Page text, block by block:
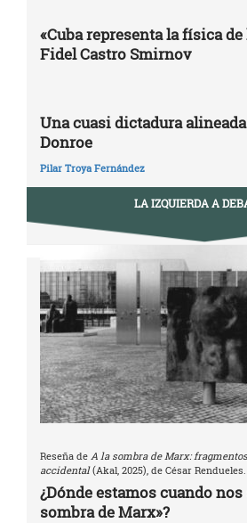
«Cuba representa la física
Fidel Castro Smirnov
Una cuasi dictadura
Donroe
Pilar Troya Fernández
LA IZQUIERDA A
Reseña de A la sombra de Marx:
accidental(Akal, 2025), de César Rendueles.
¿Dónde estamos cuando
sombra de Marx»?